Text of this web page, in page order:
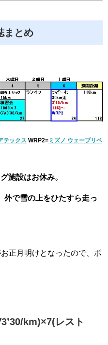
まとめ
テックス WRP2= ミズノ ウェーブリベ
施設はお休み。
外で雪の上をひたすら走っ
正月明けとなったので、ポ
km)×7(レスト